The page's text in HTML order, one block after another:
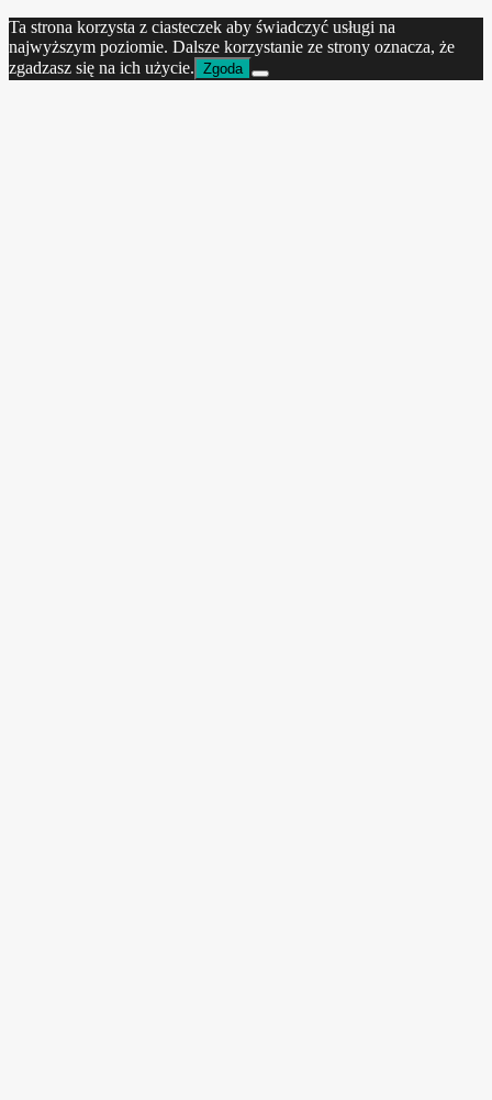
Ta strona korzysta z ciasteczek aby świadczyć usługi na
najwyższym poziomie. Dalsze korzystanie ze strony oznacza, że
zgadzasz się na ich użycie. Zgoda